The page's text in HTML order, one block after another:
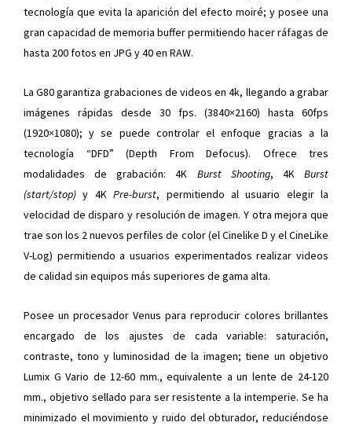
tecnología que evita la aparición del efecto moiré; y posee una
gran capacidad de memoria buffer permitiendo hacer ráfagas de
hasta 200 fotos en JPG y 40 en RAW.
La G80 garantiza grabaciones de videos en 4k, llegando a grabar
imágenes rápidas desde 30 fps. (3840×2160) hasta 60fps
(1920×1080); y se puede controlar el enfoque gracias a la
tecnología “DFD” (Depth From Defocus).
Ofrece tres
modalidades de grabación: 4K Burst Shooting, 4KBurst
(start/stop) y 4KPre-burst, permitiendo al usuario elegir la
velocidad de disparo y resolución de imagen. Y otra mejora que
trae son los 2 nuevos perfiles de color (el Cinelike D y el CineLike
V-Log) permitiendo a usuarios experimentados realizar videos
de calidad sin equipos más superiores de gama alta.
Posee un procesador Venus para reproducir colores brillantes
encargado de los ajustes de cada variable: saturación,
contraste, tono y luminosidad de la imagen; tiene un objetivo
Lumix G Vario de 12-60 mm., equivalente a un lente de 24-120
mm., objetivo sellado para ser resistente a la intemperie. Se ha
minimizado el movimiento y ruido del obturador, reduciéndose